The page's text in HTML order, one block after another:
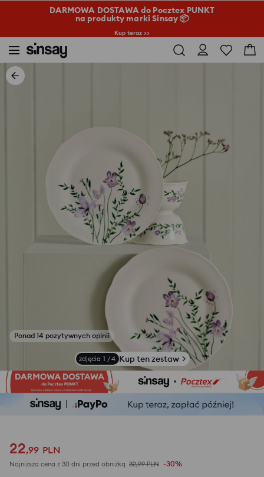
DARMOWA DOSTAWA do Pocztex PUNKT
na produkty marki Sinsay 📦
Kup teraz >>
Zobacz zdjęcia z opinii
zdjęcia 1 /4 Kup ten zestaw
22,99 PLN
Najniższa cena z 30 dni przed obniżką 32,99 PLN -30%